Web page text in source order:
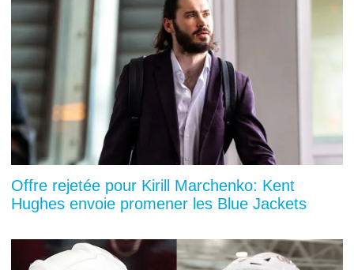
Offre rejetée pour Kirill Marchenko: Kent
Hughes envoie promener les Blue Jackets